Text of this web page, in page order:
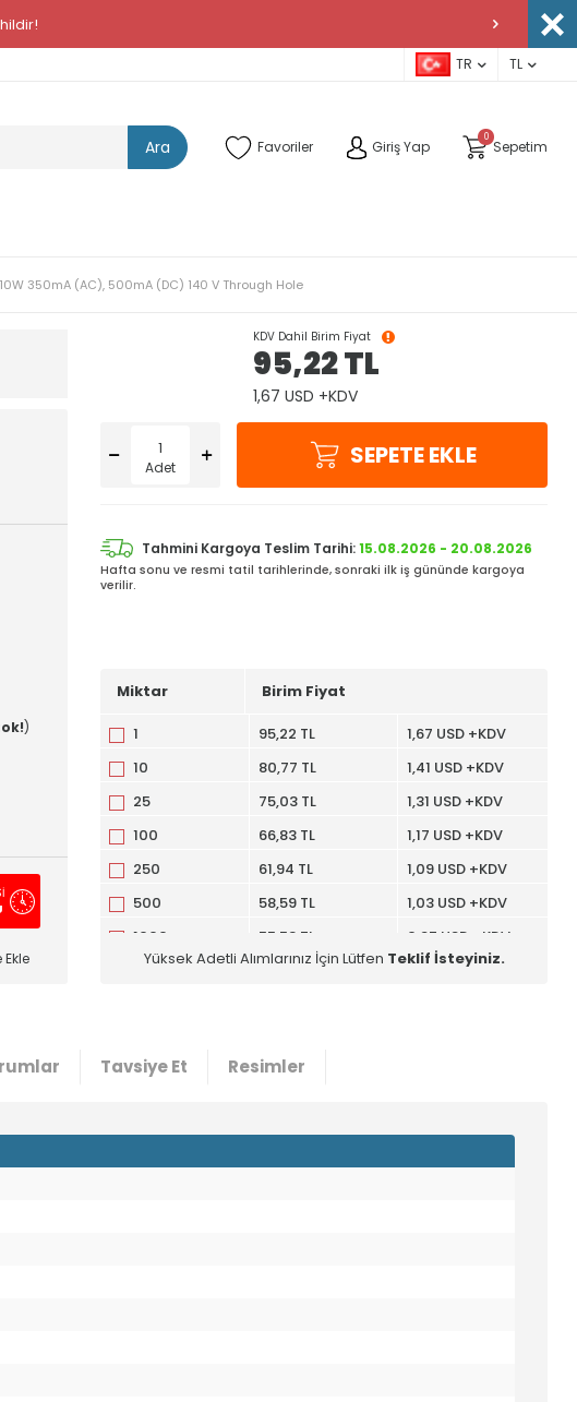
TR TL
Ara Favoriler Giriş Yap
0
Sepetim
350mA (AC), 500mA (DC) 140 V Through Hole
)
KDV Dahil Birim Fiyat
95,22TL
1,67 USD +KDV
Adet SEPETE EKLE
Tahmini Kargoya Teslim Tarihi:15.08.2026 - 20.08.2026
Hafta sonu ve resmi tatil tarihlerinde, sonraki ilk iş gününde kargoya
verilir.
Miktar Birim Fiyat
1 95,22 TL
1,67 USD +KDV
10
80,77 TL
1,41 USD +KDV
25
75,03 TL
1,31 USD +KDV
100
66,83 TL
1,17 USD +KDV
250
61,94 TL
1,09 USD +KDV
500
58,59 TL
1,03 USD +KDV
1000
55,53 TL
0,97 USD +KDV
3000
51,32 TL
0,90 USD +KDV
Yüksek Adetli Alımlarınız İçin Lütfen Teklif İsteyiniz.
Tavsiye Et Resimler